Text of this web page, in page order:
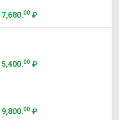
7,680.00 ₽
5,400.00 ₽
9,800.00 ₽